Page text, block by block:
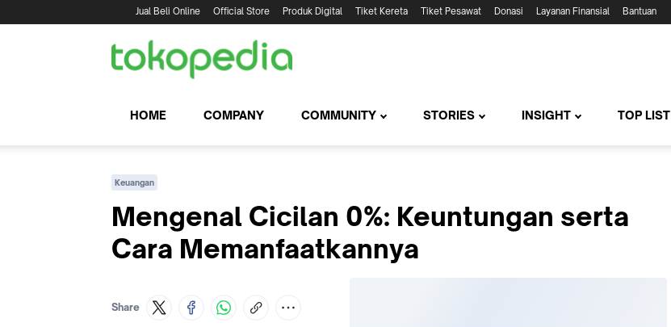
Jual Beli Online Official Store Produk Digital Tiket Kereta Tiket Pesawat Donasi Layanan Finansial Bantuan
HOME COMPANY COMMUNITY STORIES INSIGHT TOP LIST
Keuangan
Mengenal Cicilan 0%: Keuntungan serta
Cara Memanfaatkannya
Share